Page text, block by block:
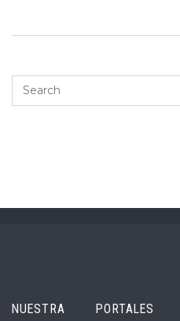
NUESTRA
PORTALES